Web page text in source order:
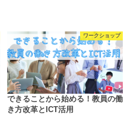
ワークショップ
できることから始める！教員の働
き方改革とICT活用